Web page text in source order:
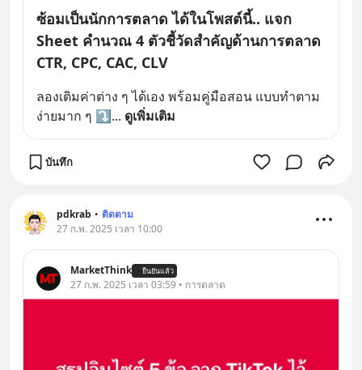
ซ้อมเป็นนักการตลาด ได้ในโพสต์นี้.. แจก
Sheet คำนวณ 4 ตัวชี้วัดสำคัญด้านการตลาด
CTR, CPC, CAC, CLV
ลองเติมค่าต่าง ๆ ได้เอง พร้อมคู่มือสอน แบบทำตาม
ง่ายมาก ๆ ⤵️... ดูเพิ่มเติม
บันทึก
pdkrab • ติดตาม
27 ก.พ. 2025 เวลา 10:00
MarketThink ยืนยันแล้ว
27 ก.พ. 2025 เวลา 03:59 • การตลาด